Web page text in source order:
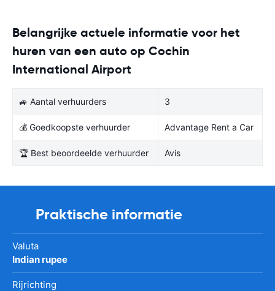
Belangrijke actuele informatie voor het
huren van een auto op Cochin
International Airport
🚙 Aantal verhuurders 3
💰 Goedkoopste verhuurder Advantage Rent a Car
🏆 Best beoordeelde verhuurder Avis
Praktische informatie
Valuta
Indian rupee
Rijrichting